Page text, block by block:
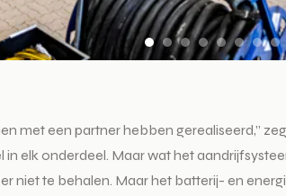
met een partner hebben gerealiseerd,”
elk onderdeel. Maar wat het
niet te behalen. Maar het batterij- en